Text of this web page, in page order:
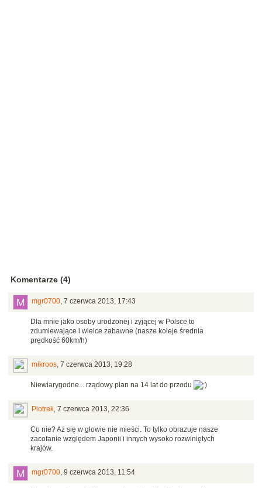
Komentarze (4)
mgr0700, 7 czerwca 2013, 17:43
Dla mnie jako osoby urodzonej i żyjącej w Polsce to
zdumiewające i wielce zabawne (nasze koleje średnia
prędkość 60km/h)
mikroos, 7 czerwca 2013, 19:28
Niewiarygodne... rządowy plan na 14 lat do przodu
Piotrek, 7 czerwca 2013, 22:36
Co nie? Aż się w głowie nie mieści. To tylko obrazuje nasze
zacofanie względem Japonii i innych wysoko rozwiniętych
krajów.
mgr0700, 9 czerwca 2013, 11:54